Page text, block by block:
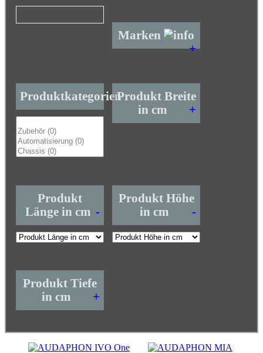
Marken
+
ProduktkategorienProdukt Breite
in cm
+
Produkt
Länge in cm -
Produkt Höhe
in cm
-
Produkt Tiefe
in cm
+